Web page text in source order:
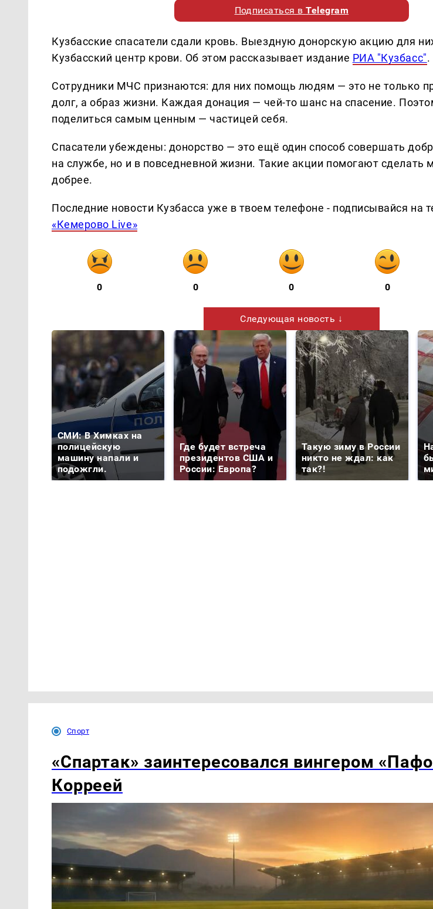
Подписаться вTelegram
Кузбасские спасатели сдали кровь. Выездную донорскую акцию для
Кузбасский центр крови. Об этом рассказывает издание РИА "Кузбасс".
Сотрудники МЧС признаются: для них помощь людям — это не только
долг, а образ жизни. Каждая донация — чей-то шанс на спасение.
поделиться самым ценным — частицей себя.
Спасатели убеждены: донорство — это ещё один способ совершать
на службе, но и в повседневной жизни. Такие акции помогают сделать
добрее.
Последние новости Кузбасса уже в твоем телефоне - подписывайся на
«Кемерово Live»
0 0 0 0
Следующая новость ↓
СМИ: В Химках на
полицейскую
машину напали и
подожгли.
Где будет встреча
президентов США и
России: Европа?
Такую зиму в России
никто не ждал: как
так?!
Спорт
«Спартак» заинтересовался вингером
Корреей